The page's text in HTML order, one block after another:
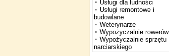
Usługi dla ludności
Usługi remontowe i
budowlane
Weterynarze
Wypożyczalnie rowerów
Wypożyczalnie sprzętu
narciarskiego